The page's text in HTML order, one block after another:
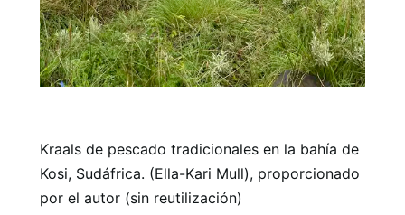
Kraals de pescado tradicionales en la bahía de
Kosi, Sudáfrica. (Ella-Kari Mull), proporcionado
por el autor (sin reutilización)